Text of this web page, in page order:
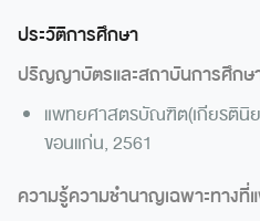
ประวัติการศึกษา
ปริญญาบัตรและสถาบันการศึกษ
แพทยศาสตรบัณฑิต(เกียรตินิ
ขอนแก่น, 2561
ความรู้ความชำนาญเฉพาะทาง